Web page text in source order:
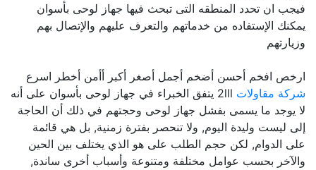
فيجب ان تحدد المنطقه التى تبحث فيها جهاز لوحى بأسوان
يمكنك الإستفاده من خدماتهم والتعرف عليهم والإتصال بهم
وزيارتهم
ارخص افخم أحسن أضخم أجمل أصغر أكبر أأمن أخطر اسرع
شركة مقاولات
2lll يتفق الخبراء في جهاز لوحى بأسوان على أنه
لا يوجد ما يسمى بفشل جهاز لوحى وحجتهم في ذلك أن الحاجة
إلى ليست وليدة اليوم, ولا تنحصر بفترة زمنية, بل هي قائمة
على الدوام, لكن حجم الطلب على هو الذي يختلف بين الحين
والآخر بحسب عوامل مختلفة ومتنوعة وأسباب أخرى ساندة,